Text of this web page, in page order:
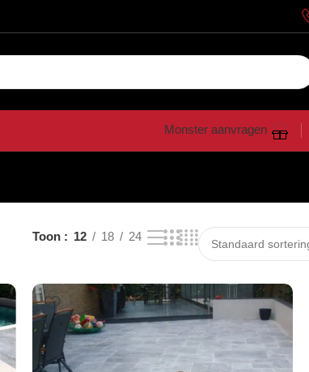
Monster aanvragen
Toon 12 18 24